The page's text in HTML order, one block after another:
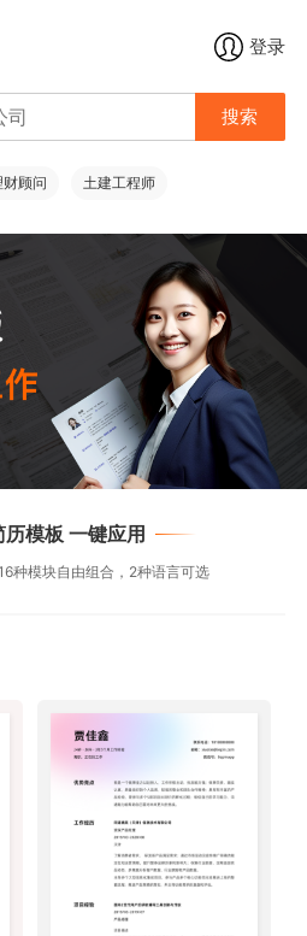
登录
搜索
财顾问 土建工程师
模板 一键应用
种模块自由组合，2种语言可选